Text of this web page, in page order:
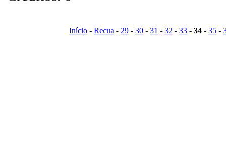
Início - Recua - 29 - 30 - 31 - 32 - 33 - 34 - 35 -